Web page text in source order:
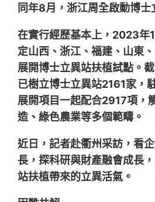
同年8月，浙江周全啟動博士
在實行經歷基本上，2023年
定山西、浙江、福建、山東
展開博士立異站扶植試點。
已樹立博士立異站2161家，
展開項目一起配合2917項，
造、綠色農業等多個範疇。
近日，記者赴衢州采訪，看
長，探科研與財產融會成長
站扶植帶來的立異活氣。